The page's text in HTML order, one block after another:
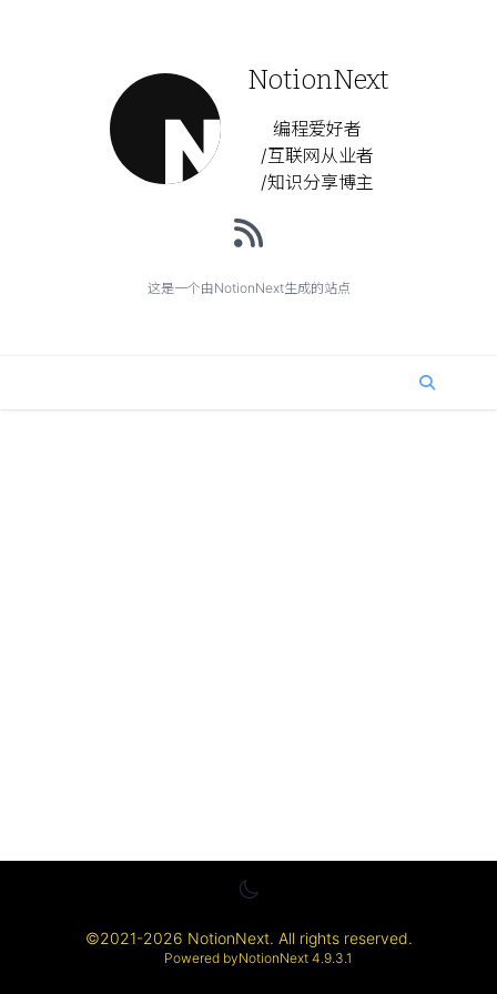
NotionNext
编程爱好者
/互联网从业者
/知识分享博主
这是一个由NotionNext生成的站点
©2021-2026 NotionNext. All rights reserved.
Powered byNotionNext 4.9.3.1